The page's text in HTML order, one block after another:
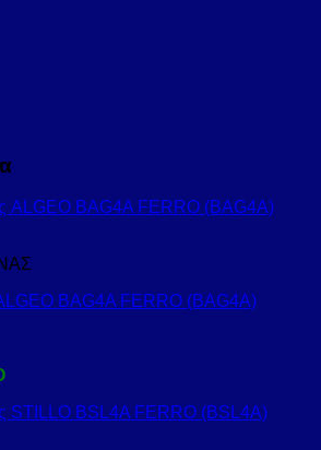
BAG4A FERRO (BAG4A)